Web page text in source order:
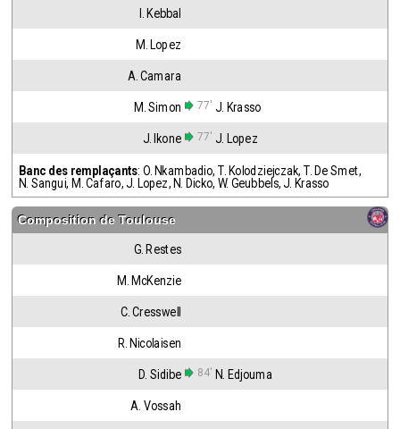
I. Kebbal
M. Lopez
A. Camara
M. Simon 77' J. Krasso
J. Ikone 77' J. Lopez
Banc des remplaçants: O. Nkambadio, T. Kolodziejczak, T. De Smet,
N. Sangui, M. Cafaro,J. Lopez, N. Dicko, W. Geubbels,J. Krasso
Composition deToulouse
G. Restes
M. McKenzie
C. Cresswell
R. Nicolaisen
D. Sidibe 84' N. Edjouma
A. Vossah